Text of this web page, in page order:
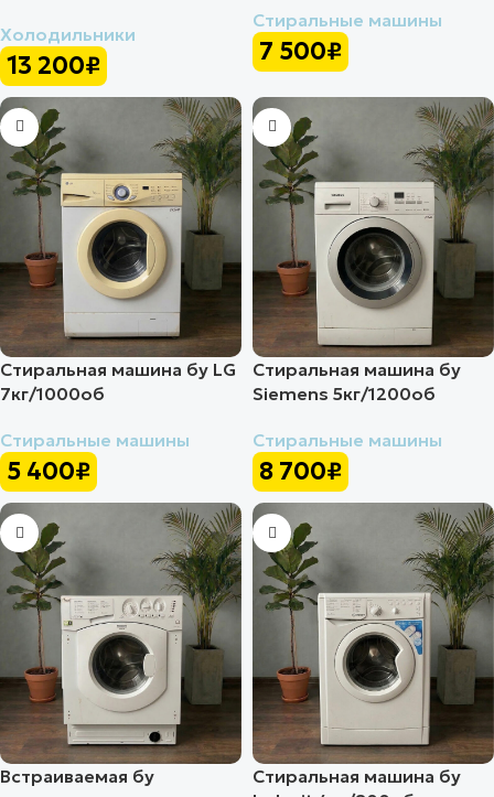
Холодильники
13 200₽
Стиральные машины
7 500₽
Стиральная машина бу LG
7кг/1000об
Стиральные машины
5 400₽
Стиральная машина бу
Siemens 5кг/1200об
Стиральные машины
8 700₽
Встраиваемая бу
Стиральная машина бу